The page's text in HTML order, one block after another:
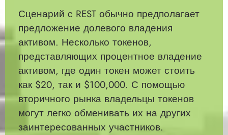
Сценарий с REST обычно предполагает
предложение долевого владения
активом. Несколько токенов,
представляющих процентное владение
активом, где один токен может стоить
как $20, так и $100,000. С помощью
вторичного рынка владельцы токенов
могут легко обменивать их на других
заинтересованных участников.